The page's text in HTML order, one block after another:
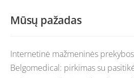
Mūsų pažadas
Internetinė mažmeninės
Belgomedical: pirkimas su